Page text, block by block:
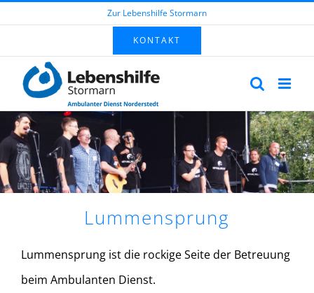
springen
Zur Lebenshilfe Stormarn
KONTAKT
Lummensprung
Lummensprung ist die rockige Seite der Betreuung
beim Ambulanten Dienst.